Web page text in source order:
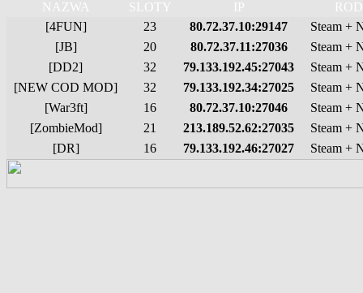
NAZWA SLOTY IP
[4FUN]
23 80.72.37.10:29147
Steam +
[JB]
20 80.72.37.11:27036
Steam +
[DD2]
32 79.133.192.45:27043
Steam +
[NEW COD MOD]
32 79.133.192.34:27025
Steam +
[War3ft]
16 80.72.37.10:27046
Steam +
[ZombieMod]
21 213.189.52.62:27035
Steam +
[DR]
16 79.133.192.46:27027 Steam +